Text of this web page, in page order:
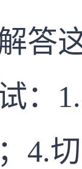
答
：
4.